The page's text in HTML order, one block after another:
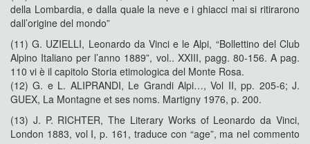
della Lombardia, e dalla quale la neve e i ghiacci mai si ritirarono
dall’origine del mondo”
(11) G. UZIELLI, Leonardo da Vinci e le Alpi, “Bollettino del Club
Alpino Italiano per l’anno 1889”, vol.. XXIII, pagg. 80-156. A pag.
110 vi è il capitolo Storia etimologica del Monte Rosa.
(12) G. e L. ALIPRANDI, Le Grandi Alpi…, Vol II, pp. 205-6; J.
GUEX, La Montagne et ses noms. Martigny 1976, p. 200.
(13) J. P. RICHTER, The Literary Works of Leonardo da Vinci,
London 1883, vol I, p. 161, traduce con “age”, ma nel commento